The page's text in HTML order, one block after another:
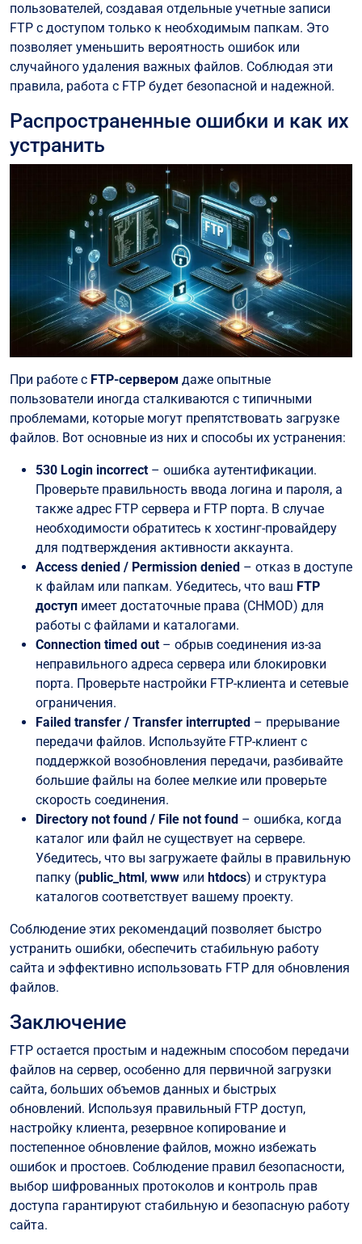
пользователей, создавая отдельные учетные записи
FTP с доступом только к необходимым папкам. Это
позволяет уменьшить вероятность ошибок или
случайного удаления важных файлов. Соблюдая эти
правила, работа с FTP будет безопасной и надежной.
Распространенные ошибки и как их
устранить
При работе с FTP-сервером даже опытные
пользователи иногда сталкиваются с типичными
проблемами, которые могут препятствовать загрузке
файлов. Вот основные из них и способы их устранения:
530 Login incorrect – ошибка аутентификации.
Проверьте правильность ввода логина и пароля, а
также адрес FTP сервера и FTP порта. В случае
необходимости обратитесь к хостинг-провайдеру
для подтверждения активности аккаунта.
Access denied / Permission denied – отказ в доступе
к файлам или папкам. Убедитесь, что ваш FTP
доступ имеет достаточные права (CHMOD) для
работы с файлами и каталогами.
Connection timed out – обрыв соединения из-за
неправильного адреса сервера или блокировки
порта. Проверьте настройки FTP-клиента и сетевые
ограничения.
Failed transfer / Transfer interrupted – прерывание
передачи файлов. Используйте FTP-клиент с
поддержкой возобновления передачи, разбивайте
большие файлы на более мелкие или проверьте
скорость соединения.
Directory not found / File not found – ошибка, когда
каталог или файл не существует на сервере.
Убедитесь, что вы загружаете файлы в правильную
папку (public_html, www или htdocs) и структура
каталогов соответствует вашему проекту.
Соблюдение этих рекомендаций позволяет быстро
устранить ошибки, обеспечить стабильную работу
сайта и эффективно использовать FTP для обновления
файлов.
Заключение
FTP остается простым и надежным способом передачи
файлов на сервер, особенно для первичной загрузки
сайта, больших объемов данных и быстрых
обновлений. Используя правильный FTP доступ,
настройку клиента, резервное копирование и
постепенное обновление файлов, можно избежать
ошибок и простоев. Соблюдение правил безопасности,
выбор шифрованных протоколов и контроль прав
доступа гарантируют стабильную и безопасную работу
сайта.